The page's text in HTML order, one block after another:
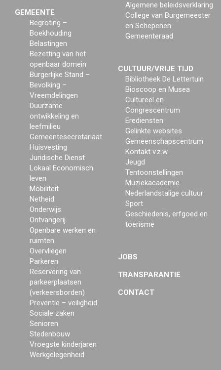
GEMEENTE
Begroting –
Boekhouding
Belastingen
Bezetting van het
openbaar domein
Burgerlijke Stand –
Bevolking –
Vreemdelingen
Duurzame
ontwikkeling en
leefmilieu
Gemeentesecretariaat
Huisvesting
Juridische Dienst
Lokaal Economisch
leven
Mobiliteit
Netheid
Onderwijs
Ontvangerij
Openbare werken en
ruimten
Overvliegen
Parkeren
Reservering van
parkeerplaatsen
(verkeersborden)
Preventie – veiligheid
Sociale zaken
Senioren
Stedenbouw
Vroegste kinderjaren
Werkgelegenheid
Algemene beleidsverklaring
College van Burgemeester
en Schepenen
Gemeenteraad
CULTUUR/VRIJE TIJD
Bibliotheek De Lettertuin
Bioscoop en Musea
Cultureel en
Congrescentrum
Erediensten
Gelinkte websites
Gemeenschapscentrum
Kontakt v.z.w.
Jeugd
Tentoonstellingen
Muziekacademie
Nederlandstalige cultuur
Sport
Geschiedenis, erfgoed en
toerisme
JOBS
TRANSPARANTIE
CONTACT